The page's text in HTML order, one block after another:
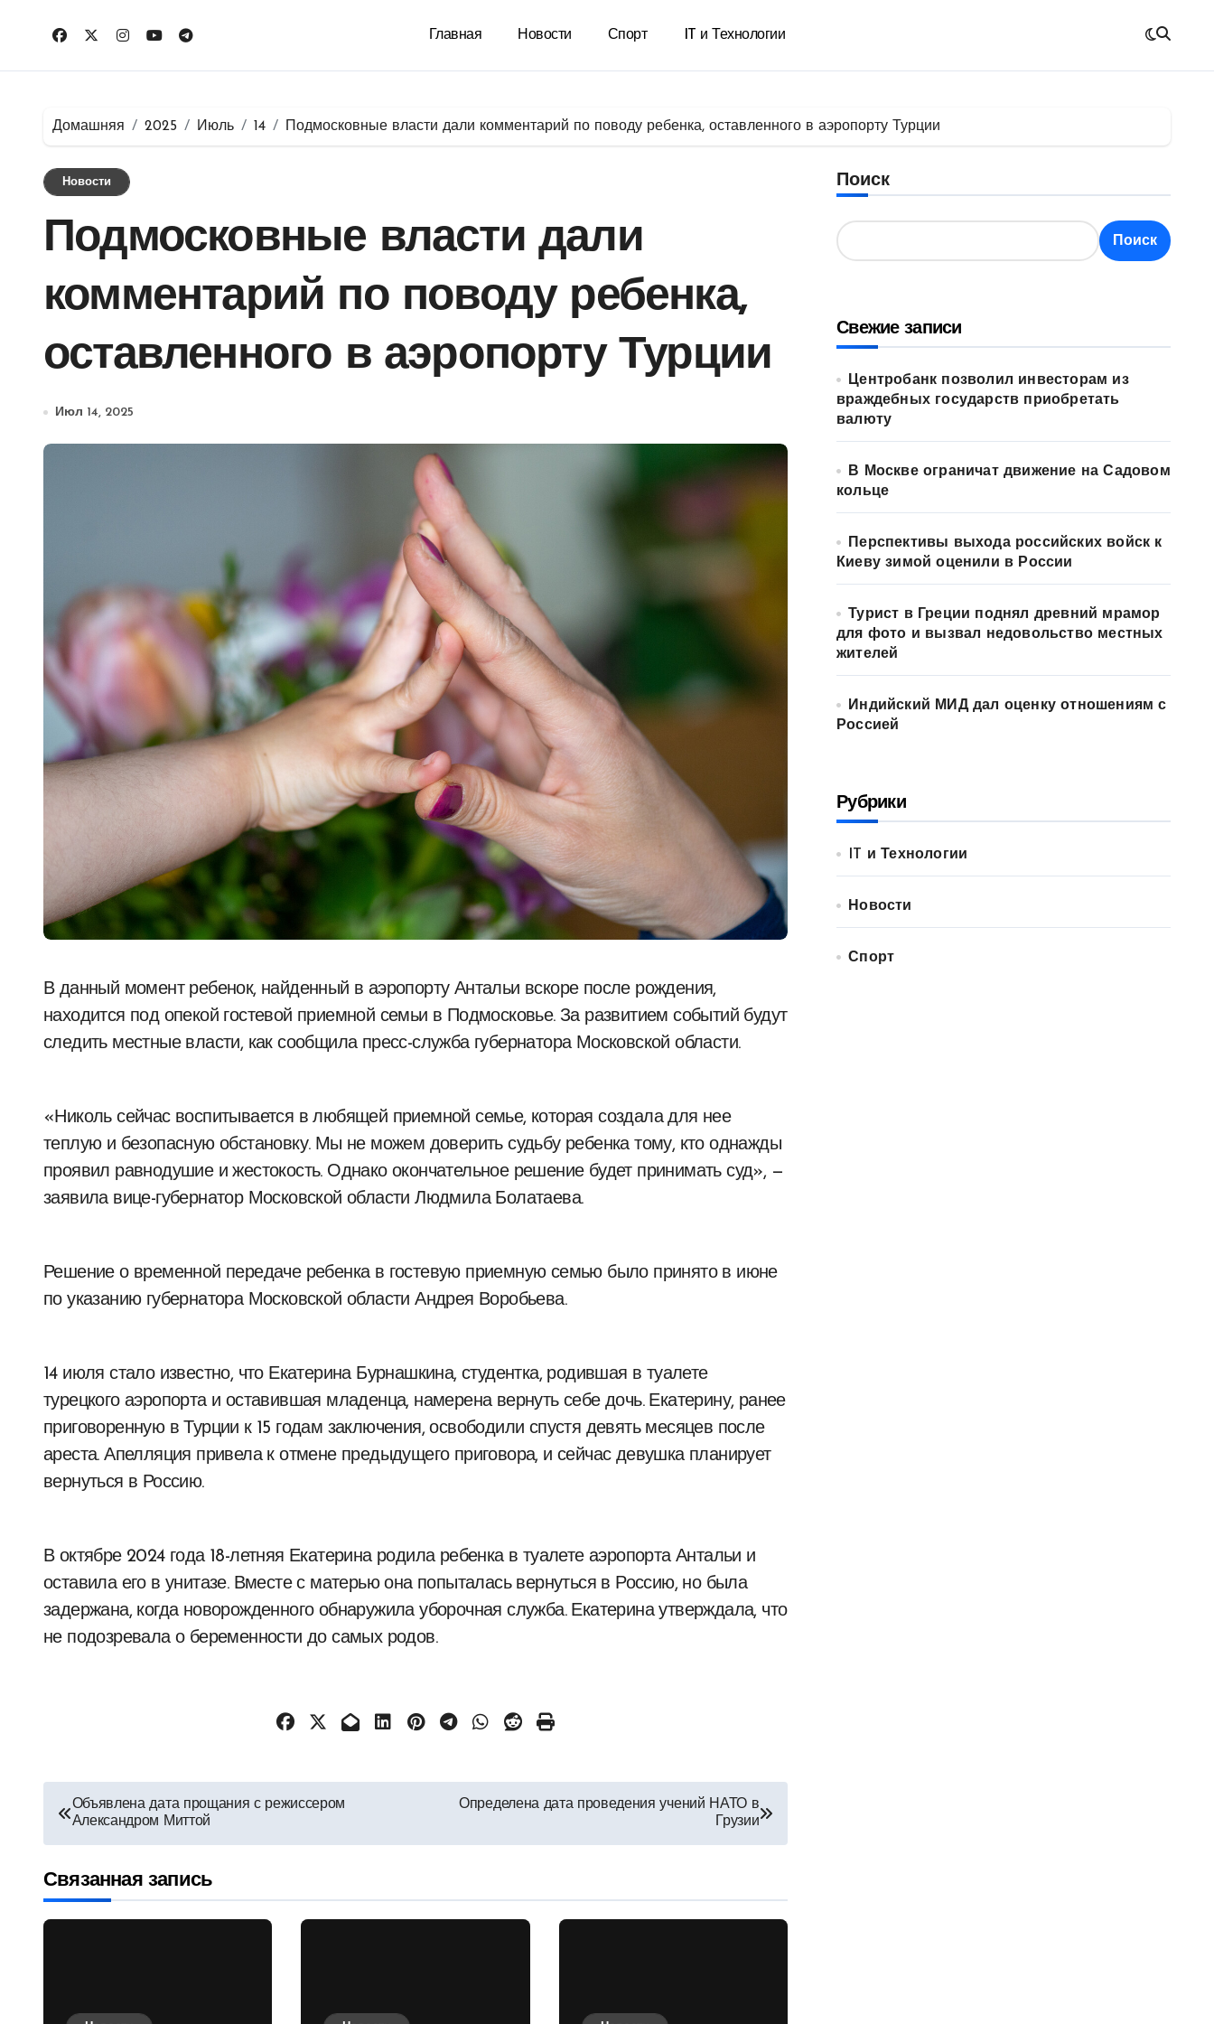
Главная Новости Спорт IT и Технологии
Домашняя 2025 Июль 14 Подмосковные власти дали комментарий по поводу ребенка, оставленного в аэропорту Турции
Новости
Подмосковные власти дали
комментарий по поводу ребенка,
оставленного в аэропорту Турции
Июл 14, 2025
В данный момент ребенок, найденный в аэропорту Антальи вскоре после рождения,
находится под опекой гостевой приемной семьи в Подмосковье. За развитием событий будут
следить местные власти, как сообщила пресс-служба губернатора Московской области.
«Николь сейчас воспитывается в любящей приемной семье, которая создала для нее
теплую и безопасную обстановку. Мы не можем доверить судьбу ребенка тому, кто однажды
проявил равнодушие и жестокость. Однако окончательное решение будет принимать суд», —
заявила вице-губернатор Московской области Людмила Болатаева.
Решение о временной передаче ребенка в гостевую приемную семью было принято в июне
по указанию губернатора Московской области Андрея Воробьева.
14 июля стало известно, что Екатерина Бурнашкина, студентка, родившая в туалете
турецкого аэропорта и оставившая младенца, намерена вернуть себе дочь. Екатерину, ранее
приговоренную в Турции к 15 годам заключения, освободили спустя девять месяцев после
ареста. Апелляция привела к отмене предыдущего приговора, и сейчас девушка планирует
вернуться в Россию.
В октябре 2024 года 18-летняя Екатерина родила ребенка в туалете аэропорта Антальи и
оставила его в унитазе. Вместе с матерью она попыталась вернуться в Россию, но была
задержана, когда новорожденного обнаружила уборочная служба. Екатерина утверждала, что
не подозревала о беременности до самых родов.
Навигация
по
записям
Объявлена дата прощания с режиссером
Александром Миттой
Определена дата проведения учений НАТО в
Грузии
Связанная запись
Поиск
Поиск
Свежие записи
Центробанк позволил инвесторам из
враждебных государств приобретать
валюту
В Москве ограничат движение на Садовом
кольце
Перспективы выхода российских войск к
Киеву зимой оценили в России
Турист в Греции поднял древний мрамор
для фото и вызвал недовольство местных
жителей
Индийский МИД дал оценку отношениям с
Россией
Рубрики
IT и Технологии
Новости
Спорт